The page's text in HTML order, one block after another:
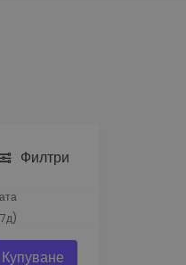
Филтри
Купуване